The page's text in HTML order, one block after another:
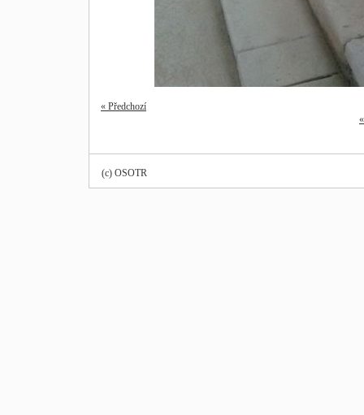
« Předchozí
(c) OSOTR